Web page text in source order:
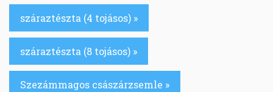
száraztészta (4 tojásos) »
száraztészta (8 tojásos) »
Szezámmagos császárzsemle »